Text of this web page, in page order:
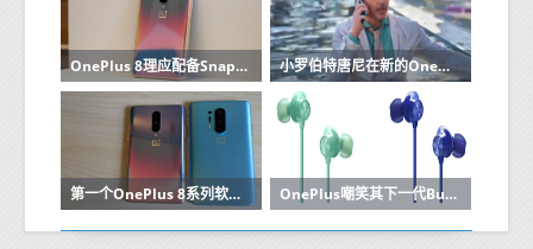
OnePlus 8理应配备Snapdragon 765处理器并且价格较低 小罗伯特唐尼在新的OnePlus 8 Pro促销视频中担任主角
第一个OnePlus 8系列软件更新带来了不少更改 OnePlus嘲笑其下一代Bullets Wireless耳机的设计